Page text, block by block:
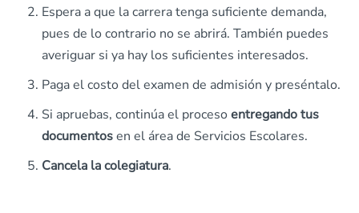
Espera a que la carrera tenga suficiente demanda,
pues de lo contrario no se abrirá. También puedes
averiguar si ya hay los suficientes interesados.
Paga el costo del examen de admisión y preséntalo.
Si apruebas, continúa el proceso entregando tus
documentosen el área de Servicios Escolares.
Cancela la colegiatura.